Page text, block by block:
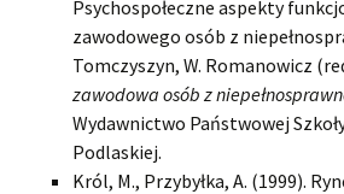
Psychospołeczne aspekty
zawodowego osób z
Tomczyszyn, W. Romanowicz
zawodowa osób z
Wydawnictwo Państwowej
Podlaskiej.
Król, M., Przybyłka, A. (1999).